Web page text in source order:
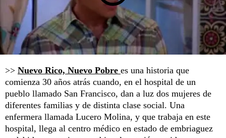
>> Nuevo Rico, Nuevo Pobre es una historia que
comienza 30 años atrás cuando, en el hospital de un
pueblo llamado San Francisco, dan a luz dos mujeres de
diferentes familias y de distinta clase social. Una
enfermera llamada Lucero Molina, y que trabaja en este
hospital, llega al centro médico en estado de embriaguez